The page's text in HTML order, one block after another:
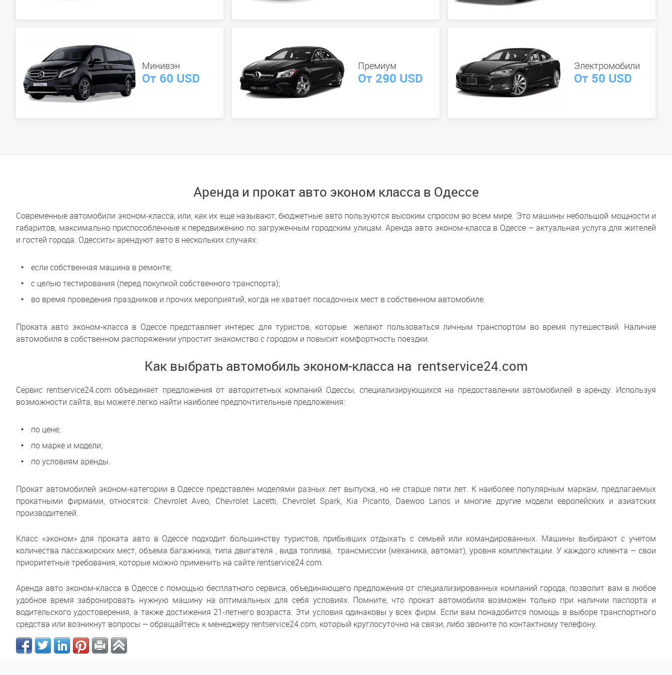
Минивэн
От 60 USD
Премиум
От 290 USD
Электромобили
От 50 USD
Аренда и прокат авто эконом класса в Одессе
Современные автомобили эконом-класса, или, как их еще называют, бюджетные авто пользуются высоким спросом во всем мире. Это машины небольшой мощности и
габаритов, максимально приспособленные к передвижению по загруженным городским улицам. Аренда авто эконом-класса в Одессе – актуальная услуга для жителей
и гостей города. Одесситы арендуют авто в нескольких случаях:
если собственная машина в ремонте;
с целью тестирования (перед покупкой собственного транспорта);
во время проведения праздников и прочих мероприятий, когда не хватает посадочных мест в собственном автомобиле.
Проката авто эконом-класса в Одессе представляет интерес для туристов, которые желают пользоваться личным транспортом во время путешествий. Наличие
автомобиля в собственном распоряжении упростит знакомство с городом и повысит комфортность поездки.
Как выбрать автомобиль эконом-класса на rentservice24.com
Сервис rentservice24.com объединяет предложения от авторитетных компаний Одессы, специализирующихся на предоставлении автомобилей в аренду. Используя
возможности сайта, вы можете легко найти наиболее предпочтительные предложения:
по цене;
по марке и модели;
по условиям аренды.
Прокат автомобилей эконом-категории в Одессе представлен моделями разных лет выпуска, но не старше пяти лет. К наиболее популярным маркам, предлагаемых
прокатными фирмами, относятся: Chevrolet Aveo, Chevrolet Lacetti, Chevrolet Spark, Kia Picanto, Daewoo Lanos и многие другие модели европейских и азиатских
производителей.
Класс «эконом» для проката авто в Одессе подходит большинству туристов, прибывших отдыхать с семьей или командированных. Машины выбирают с учетом
количества пассажирских мест, объема багажника, типа двигателя , вида топлива, трансмиссии (механика, автомат), уровня комплектации. У каждого клиента – свои
приоритетные требования, которые можно применить на сайте rentservice24.com.
Аренда авто эконом-класса в Одессе с помощью бесплатного сервиса, объединяющего предложения от специализированных компаний города, позволит вам в любое
удобное время забронировать нужную машину на оптимальных для себя условиях. Помните, что прокат автомобиля возможен только при наличии паспорта и
водительского удостоверения, а также достижения 21-летнего возраста. Эти условия одинаковы у всех фирм. Если вам понадобится помощь в выборе транспортного
средства или возникнут вопросы – обращайтесь к менеджеру rentservice24.com, который круглосуточно на связи, либо звоните по контактному телефону.